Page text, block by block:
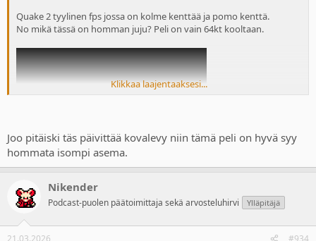
Quake 2 tyylinen fps jossa on kolme kenttää ja pomo kenttä.
No mikä tässä on homman juju? Peli on vain 64kt kooltaan.
Klikkaa laajentaaksesi...
Joo pitäiski täs päivittää kovalevy niin tämä peli on hyvä syy
hommata isompi asema.
Nikender
Podcast-puolen päätoimittaja sekä arvosteluhirvi Ylläpitäjä
21.03.2026 #934